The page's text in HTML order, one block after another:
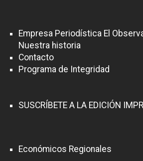
Empresa Periodística El
Nuestra historia
Contacto
Programa de Integridad
SUSCRÍBETE A LA EDICIÓN
Económicos Regionales